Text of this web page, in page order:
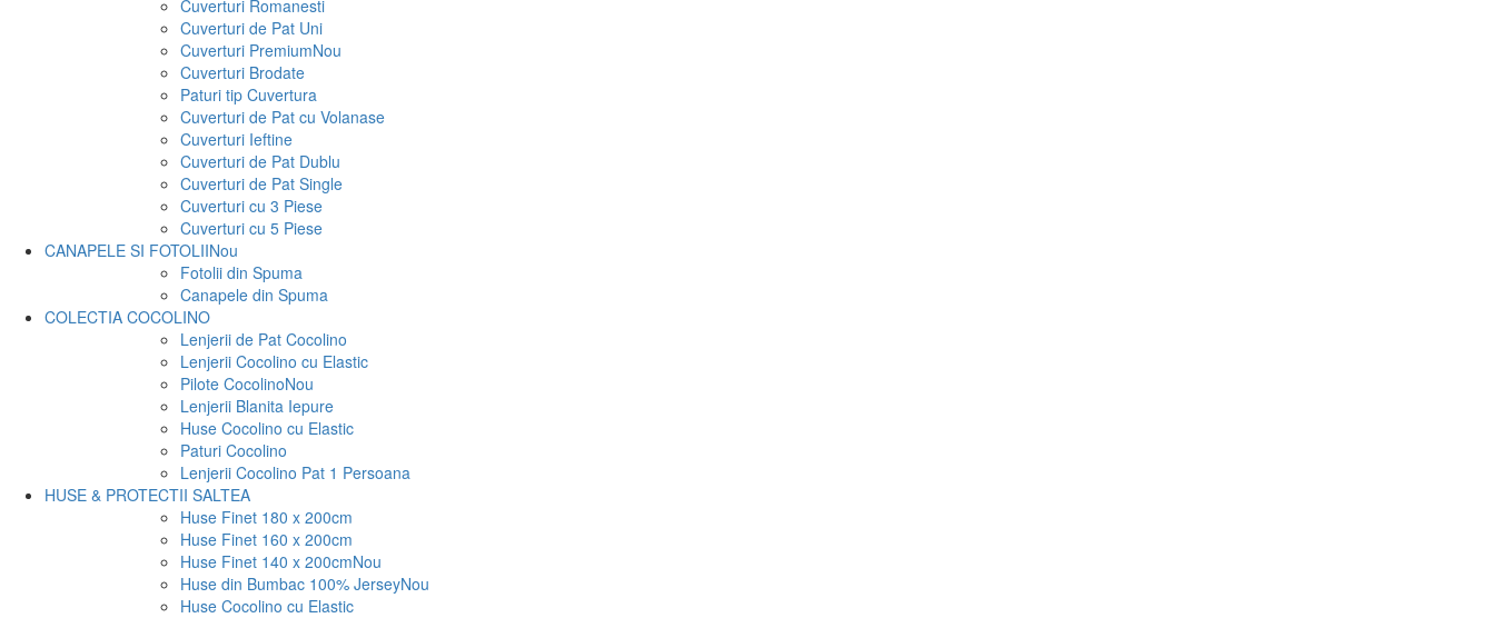
Cuverturi Romanesti
Cuverturi de Pat Uni
Cuverturi PremiumNou
Cuverturi Brodate
Paturi tip Cuvertura
Cuverturi de Pat cu Volanase
Cuverturi Ieftine
Cuverturi de Pat Dublu
Cuverturi de Pat Single
Cuverturi cu 3 Piese
Cuverturi cu 5 Piese
CANAPELE SI FOTOLIINou
Fotolii din Spuma
Canapele din Spuma
COLECTIA COCOLINO
Lenjerii de Pat Cocolino
Lenjerii Cocolino cu Elastic
Pilote CocolinoNou
Lenjerii Blanita Iepure
Huse Cocolino cu Elastic
Paturi Cocolino
Lenjerii Cocolino Pat 1 Persoana
HUSE & PROTECTII SALTEA
Huse Finet 180 x 200cm
Huse Finet 160 x 200cm
Huse Finet 140 x 200cmNou
Huse din Bumbac 100% JerseyNou
Huse Cocolino cu Elastic